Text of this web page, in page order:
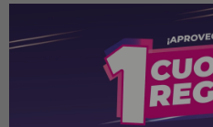
Tecnología Micro Glitt:
un acabado impecable en
Display Digital: Controla
gracias al display digital,